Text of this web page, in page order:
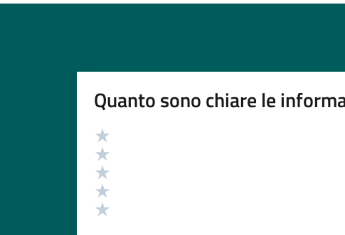
Quanto sono chiare le
Valutazione